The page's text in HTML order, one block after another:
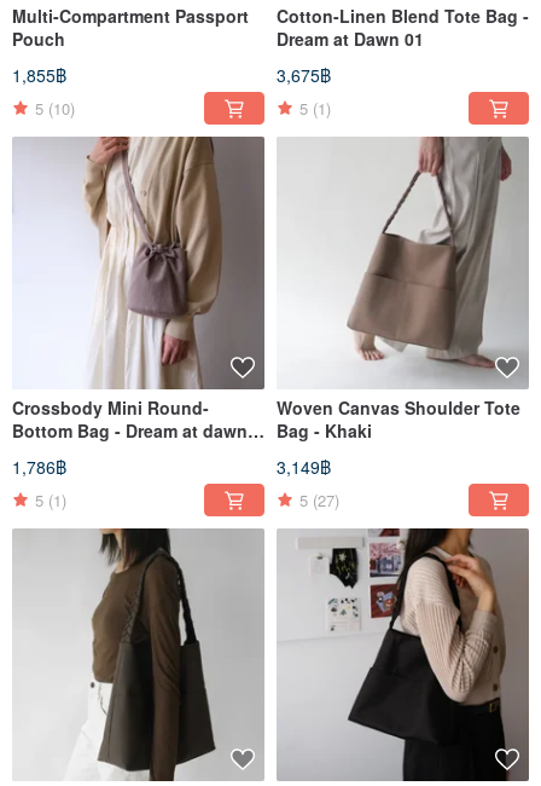
Multi-Compartment Passport
Pouch
1,855฿
5 (10)
Cotton-Linen Blend Tote Bag -
Dream at Dawn 01
3,675฿
5 (1)
Crossbody Mini Round-
Bottom Bag - Dream at dawn
1,786฿
5 (1)
Woven Canvas Shoulder Tote
Bag - Khaki
3,149฿
5 (27)